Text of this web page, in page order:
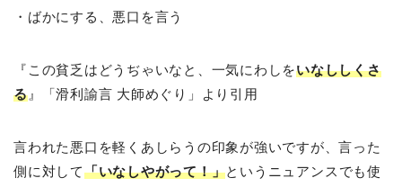
・ばかにする、悪口を言う
『この貧乏はどうぢゃいなと、一気にわしをいなししくさ
る』「滑利諭言 大師めぐり」より引用
言われた悪口を軽くあしらうの印象が強いですが、言った
側に対して「いなしやがって！」というニュアンスでも使